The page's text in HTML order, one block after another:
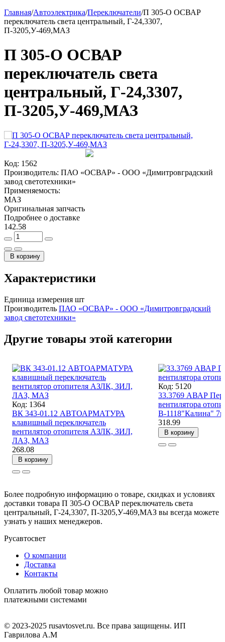
Главная/Автоэлектрика/Переключатели/П 305-О ОСВАР
переключатель света центральный, Г-24,3307,
П-3205,У-469,МАЗ
П 305-О ОСВАР
переключатель света
центральный, Г-24,3307,
П-3205,У-469,МАЗ
Код: 1562
Производитель: ПАО «ОСВАР» - ООО «Димитровградский
завод светотехники»
Применяемость:
МАЗ
Оригинальная запчасть
Подробнее о доставке
142.58
В корзину
Характеристики
Единица измерения шт
Производитель ПАО «ОСВАР» - ООО «Димитровградский
завод светотехники»
Другие товары этой категории
Код: 1364
ВК 343-01.12 АВТОАРМАТУРА
клавишный переключатель
вентилятор отопителя АЗЛК, ЗИЛ,
ЛАЗ, МАЗ
268.08
В корзину
Код: 5120
33.3769 АВАР
вентилятора
В-1118"Калина"
318.99
В корзину
Более подробную информацию о товаре, скидках и условиях
доставки товара П 305-О ОСВАР переключатель света
центральный, Г-24,3307, П-3205,У-469,МАЗ вы всегда можете
узнать у наших менеджеров.
Русавтосвет
О компании
Доставка
Контакты
Оплатить любой товар можно
платежными системами
© 2023-2025 rusavtosvet.ru. Все права защищены. ИП
Гаврилова А.М